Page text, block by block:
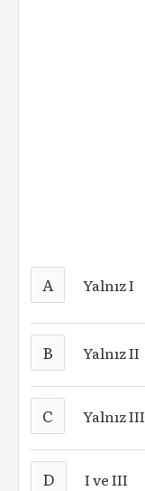
A Yalnız I
B Yalnız II
C Yalnız III
D I ve III